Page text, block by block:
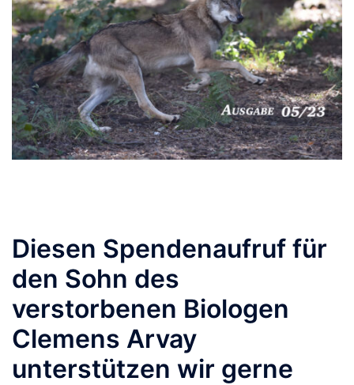
Diesen Spendenaufruf für
den Sohn des
verstorbenen Biologen
Clemens Arvay
unterstützen wir gerne